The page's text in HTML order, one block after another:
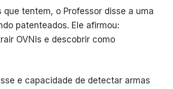
tentem, o Professor disse a uma
patenteados. Ele afirmou:
OVNIs e descobrir como
e capacidade de detectar armas